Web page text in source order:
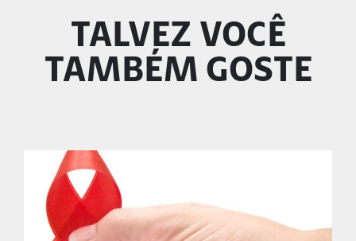
TALVEZ VOCÊ
TAMBÉM GOSTE